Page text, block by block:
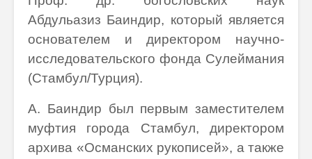
Абдульазиз Баиндир, который является
основателем и директором научно-
исследовательского фонда Сулеймания
(Стамбул/Турция).
А. Баиндир был первым заместителем
муфтия города Стамбул, директором
архива «Османских рукописей», а также